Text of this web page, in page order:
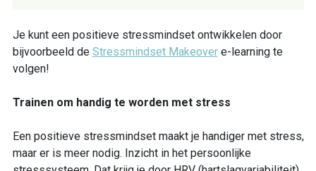
Je kunt een positieve stressmindset ontwikkelen door
bijvoorbeeld de Stressmindset Makeovere-learning te
volgen!
Trainen om handig te worden met stress
Een positieve stressmindset maakt je handiger met stress,
maar er is meer nodig. Inzicht in het persoonlijke